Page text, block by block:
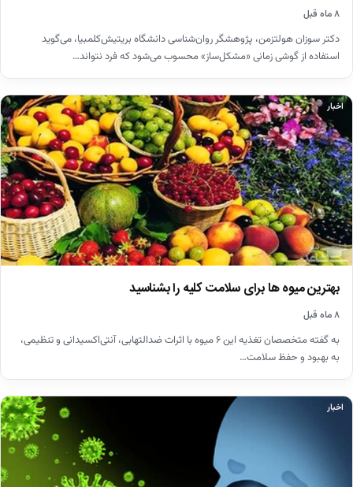
۸ ماه قبل
دکتر سوزان هولتزمن، پژوهشگر روان‌شناسی دانشگاه بریتیش‌کلمبیا، می‌گوید
استفاده از گوشی زمانی «مشکل‌ساز» محسوب می‌شود که فرد نتواند…
اخبار
بهترین میوه ها برای سلامت کلیه را بشناسید
۸ ماه قبل
به گفته متخصصان تغذیه این ۶ میوه با اثرات ضدالتهابی، آنتی‌اکسیدانی و تنظیمی،
به بهبود و حفظ سلامت…
اخبار